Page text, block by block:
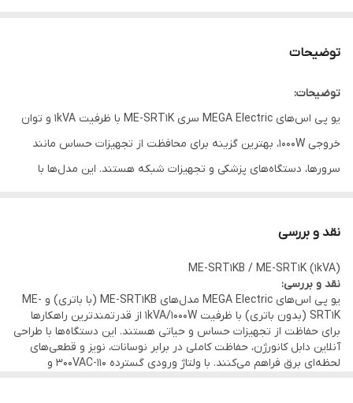
توضیحات
توضیحات:
یو پی اس‌های MEGA Electric سری ME-SRT1K با ظرفیت 1kVA و توان
خروجی 1000W، بهترین گزینه برای محافظت از تجهیزات حساس مانند
سرورها، دستگاه‌های پزشکی و تجهیزات شبکه هستند. این مدل‌ها با
دستگاه‌ها عملکرد قابل اطمینانی حتی در شرایط نامناسب شبکه برق
دارند.
نقد و بررسی
ME-SRT1KB / ME-SRT1K (1kVA)
نقد و بررسی:
یو پی اس‌های MEGA Electric مدل‌های ME-SRT1KB (با باتری) و ME-
SRT1K (بدون باتری) با ظرفیت 1kVA/1000W از قدرتمندترین راهکارها
برای حفاظت از تجهیزات حساس و حیاتی هستند. این دستگاه‌ها با طراحی
آنلاین دابل کانورژن، حفاظت کاملی در برابر نوسانات، نویز و قطعی‌های
لحظه‌ای برق فراهم می‌کنند. با ولتاژ ورودی گسترده 110-300VAC و